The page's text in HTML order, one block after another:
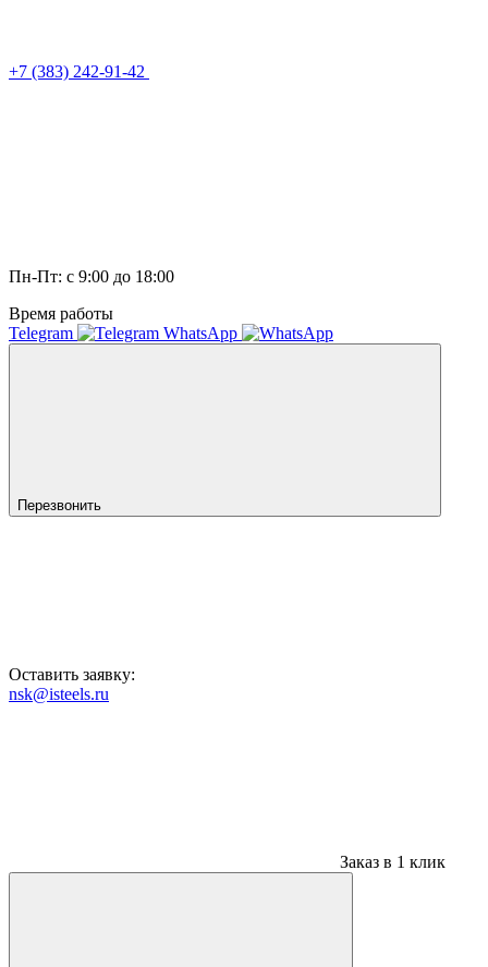
+7 (383) 242-91-42
Пн-Пт: с 9:00 до 18:00
Время работы
Telegram
WhatsApp
Перезвонить
Оставить заявку:
nsk@isteels.ru
Заказ в 1 клик